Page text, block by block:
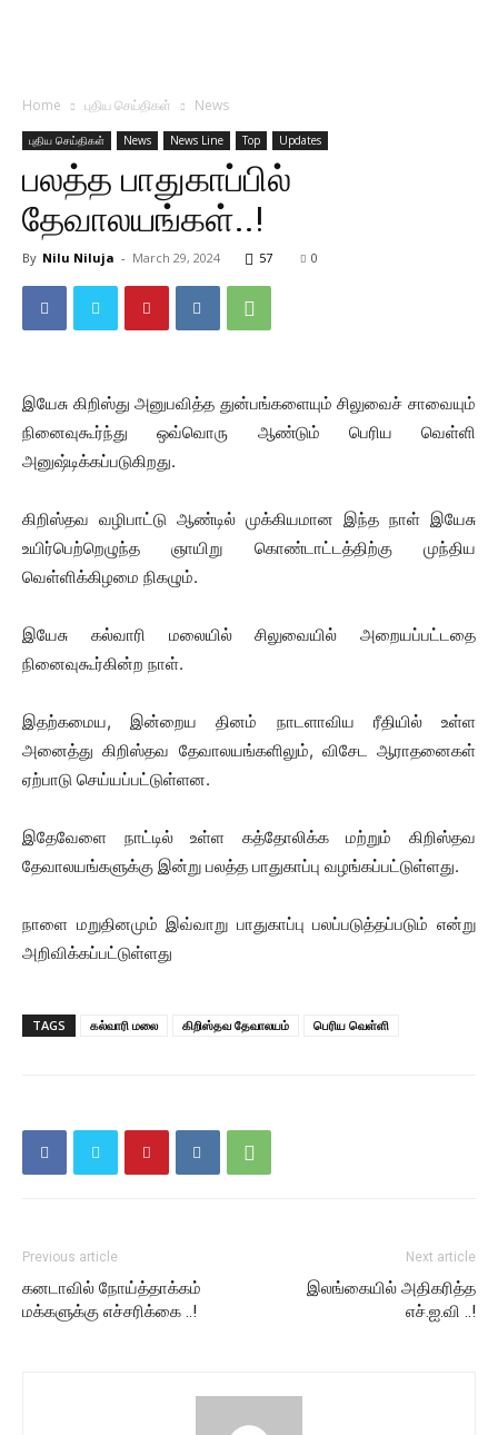
Home புதிய செய்திகள் News
புதிய செய்திகள் News News Line Top Updates
பலத்த பாதுகாப்பில்
தேவாலயங்கள்..!
By Nilu Niluja - March 29, 2024 57 0
இயேசு கிறிஸ்து அனுபவித்த துன்பங்களையும் சிலுவைச் சாவையும்
நினைவுகூர்ந்து ஒவ்வொரு ஆண்டும் பெரிய வெள்ளி
அனுஷ்டிக்கப்படுகிறது.
கிறிஸ்தவ வழிபாட்டு ஆண்டில் முக்கியமான இந்த நாள் இயேசு
உயிர்பெற்றெழுந்த ஞாயிறு கொண்டாட்டத்திற்கு முந்திய
வெள்ளிக்கிழமை நிகழும்.
இயேசு கல்வாரி மலையில் சிலுவையில் அறையப்பட்டதை
நினைவுகூர்கின்ற நாள்.
இதற்கமைய, இன்றைய தினம் நாடளாவிய ரீதியில் உள்ள
அனைத்து கிறிஸ்தவ தேவாலயங்களிலும், விசேட ஆராதனைகள்
ஏற்பாடு செய்யப்பட்டுள்ளன.
இதேவேளை நாட்டில் உள்ள கத்தோலிக்க மற்றும் கிறிஸ்தவ
தேவாலயங்களுக்கு இன்று பலத்த பாதுகாப்பு வழங்கப்பட்டுள்ளது.
நாளை மறுதினமும் இவ்வாறு பாதுகாப்பு பலப்படுத்தப்படும் என்று
அறிவிக்கப்பட்டுள்ளது
TAGS கல்வாரி மலை கிறிஸ்தவ தேவாலயம் பெரிய வெள்ளி
Previous article
கனடாவில் நோய்த்தாக்கம்
மக்களுக்கு எச்சரிக்கை ..!
Next article
இலங்கையில் அதிகரித்த
எச்.ஐ.வி ..!